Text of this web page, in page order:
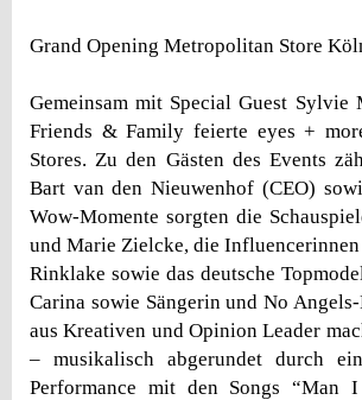
Grand Opening Metropolitan Store
Gemeinsam mit Special Guest
Friends & Family feierte eyes +
Stores. Zu den Gästen des Events
Bart van den Nieuwenhof (CEO)
Wow-Momente sorgten die
und Marie Zielcke, die
Rinklake sowie das deutsche
Carina sowie Sängerin und No
aus Kreativen und Opinion Leader
– musikalisch abgerundet durch
Performance mit den Songs “Man